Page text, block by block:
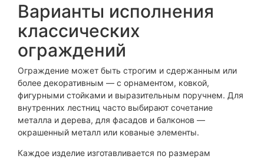
Варианты исполнения
классических
ограждений
Ограждение может быть строгим и сдержанным или
более декоративным — с орнаментом, ковкой,
фигурными стойками и выразительным поручнем. Для
внутренних лестниц часто выбирают сочетание
металла и дерева, для фасадов и балконов —
окрашенный металл или кованые элементы.
Каждое изделие изготавливается по размерам